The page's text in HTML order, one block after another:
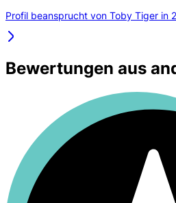
Profil beansprucht von Toby Tiger in
Bewertungen aus